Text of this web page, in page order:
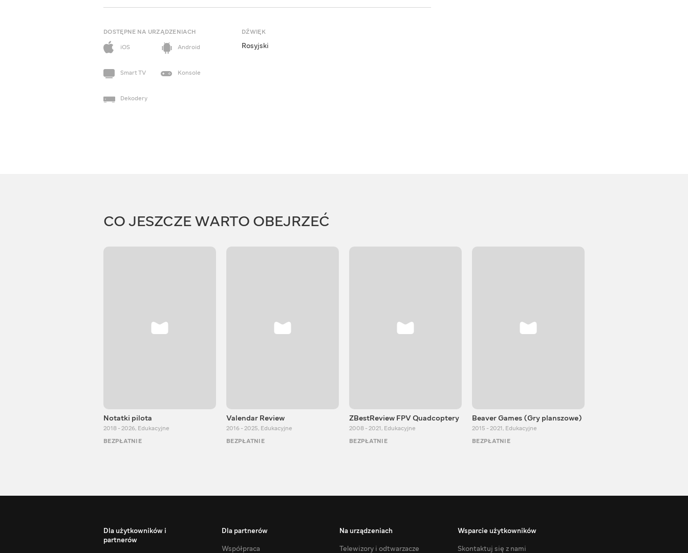
DOSTĘPNE NA URZĄDZENIACH
iOS
Android
Smart TV Konsole
Dekodery
DŹWIĘK
Rosyjski
CO JESZCZE WARTO OBEJRZEĆ
Notatki pilota
2018 - 2026, Edukacyjne
BEZPŁATNIE
Valendar Review
2016 - 2025, Edukacyjne
BEZPŁATNIE
ZBestReview FPV Quadcoptery
2008 - 2021, Edukacyjne
BEZPŁATNIE
Beaver Games (Gry planszowe)
2015 - 2021, Edukacyjne
BEZPŁATNIE
Dla użytkowników i
partnerów
Dla partnerów
Współpraca
Na urządzeniach
Telewizory i odtwarzacze
Wsparcie użytkowników
Skontaktuj się z nami